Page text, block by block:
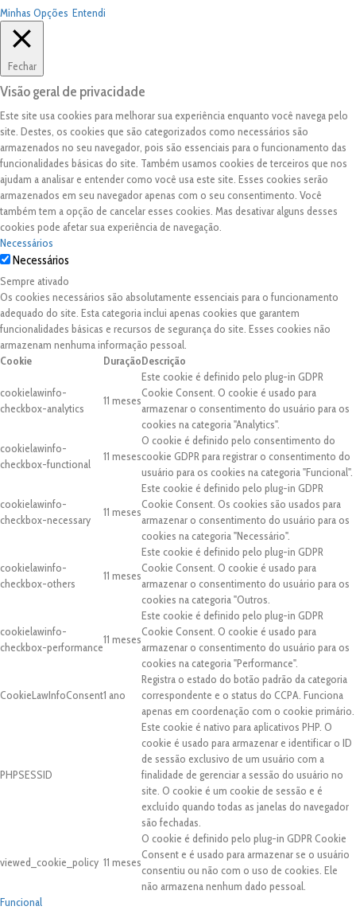
Minhas Opções Entendi
Fechar
Visão geral de privacidade
Este site usa cookies para melhorar sua experiência enquanto você navega pelo
site. Destes, os cookies que são categorizados como necessários são
armazenados no seu navegador, pois são essenciais para o funcionamento das
funcionalidades básicas do site. Também usamos cookies de terceiros que nos
ajudam a analisar e entender como você usa este site. Esses cookies serão
armazenados em seu navegador apenas com o seu consentimento. Você
também tem a opção de cancelar esses cookies. Mas desativar alguns desses
cookies pode afetar sua experiência de navegação.
Necessários
Necessários
Sempre ativado
Os cookies necessários são absolutamente essenciais para o funcionamento
adequado do site. Esta categoria inclui apenas cookies que garantem
funcionalidades básicas e recursos de segurança do site. Esses cookies não
armazenam nenhuma informação pessoal.
Cookie
DuraçãoDescrição
cookielawinfo-
checkbox-analytics
11 meses
Este cookie é definido pelo plug-in GDPR
Cookie Consent. O cookie é usado para
armazenar o consentimento do usuário para os
cookies na categoria "Analytics".
cookielawinfo-
checkbox-functional
11 meses
O cookie é definido pelo consentimento do
cookie GDPR para registrar o consentimento do
usuário para os cookies na categoria "Funcional".
cookielawinfo-
checkbox-necessary
11 meses
Este cookie é definido pelo plug-in GDPR
Cookie Consent. Os cookies são usados para
armazenar o consentimento do usuário para os
cookies na categoria "Necessário".
cookielawinfo-
checkbox-others
11 meses
Este cookie é definido pelo plug-in GDPR
Cookie Consent. O cookie é usado para
armazenar o consentimento do usuário para os
cookies na categoria "Outros.
cookielawinfo-
checkbox-performance
11 meses
Este cookie é definido pelo plug-in GDPR
Cookie Consent. O cookie é usado para
armazenar o consentimento do usuário para os
cookies na categoria "Performance".
CookieLawInfoConsent1 ano
Registra o estado do botão padrão da categoria
correspondente e o status do CCPA. Funciona
apenas em coordenação com o cookie primário.
PHPSESSID
Este cookie é nativo para aplicativos PHP. O
cookie é usado para armazenar e identificar o ID
de sessão exclusivo de um usuário com a
finalidade de gerenciar a sessão do usuário no
site. O cookie é um cookie de sessão e é
excluído quando todas as janelas do navegador
são fechadas.
viewed_cookie_policy 11 meses
O cookie é definido pelo plug-in GDPR Cookie
Consent e é usado para armazenar se o usuário
consentiu ou não com o uso de cookies. Ele
não armazena nenhum dado pessoal.
Funcional